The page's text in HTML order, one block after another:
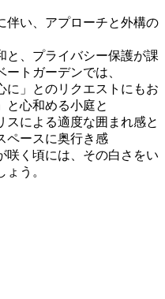
伴い、アプローチと外構の
と、プライバシー保護が課
トガーデンでは、
に」とのリクエストにもお
と心和める小庭と
スによる適度な囲まれ感と
ペースに奥行き感
咲く頃には、その白さをい
う。